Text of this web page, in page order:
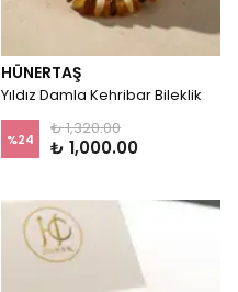
HÜNERTAŞ
Yıldız Damla Kehribar Bileklik
%24
₺ 1,320.00
₺ 1,000.00